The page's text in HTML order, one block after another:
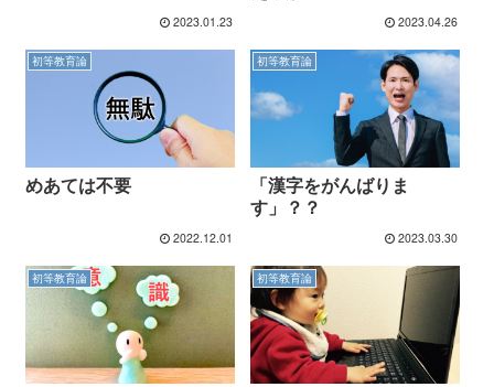
2023.01.23 2023.04.26
初等教育論
めあては不要
2022.12.01
初等教育論
「漢字をがんばりま
す」？？
2023.03.30
初等教育論 初等教育論